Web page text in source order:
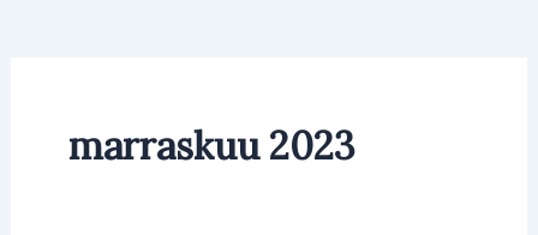
marraskuu 2023